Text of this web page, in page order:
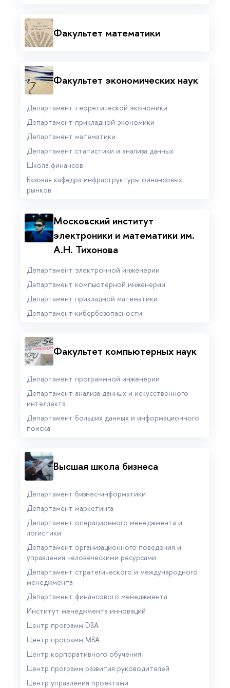
Факультет математики
Факультет экономических наук
Департамент теоретической экономики
Департамент прикладной экономики
Департамент математики
Департамент статистики и анализа данных
Школа финансов
Базовая кафедра инфраструктуры финансовых
рынков
Московский институт
электроники и математики им.
А.Н. Тихонова
Департамент электронной инженерии
Департамент компьютерной инженерии
Департамент прикладной математики
Департамент кибербезопасности
Факультет компьютерных наук
Департамент программной инженерии
Департамент анализа данных и искусственного
интеллекта
Департамент больших данных и информационного
поиска
Высшая школа бизнеса
Департамент бизнес-информатики
Департамент маркетинга
Департамент операционного менеджмента и
логистики
Департамент организационного поведения и
управления человеческими ресурсами
Департамент стратегического и международного
менеджмента
Департамент финансового менеджмента
Институт менеджмента инноваций
Центр программ DBA
Центр программ MBA
Центр корпоративного обучения
Центр программ развития руководителей
Центр управления проектами